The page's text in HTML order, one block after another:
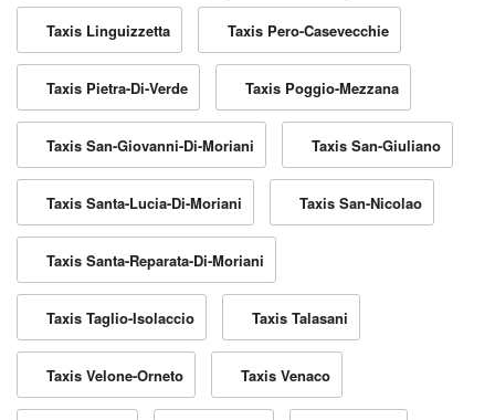
Taxis Linguizzetta Taxis Pero-Casevecchie
Taxis Pietra-Di-Verde Taxis Poggio-Mezzana
Taxis San-Giovanni-Di-Moriani Taxis San-Giuliano
Taxis Santa-Lucia-Di-Moriani Taxis San-Nicolao
Taxis Santa-Reparata-Di-Moriani
Taxis Taglio-Isolaccio Taxis Talasani
Taxis Velone-Orneto Taxis Venaco